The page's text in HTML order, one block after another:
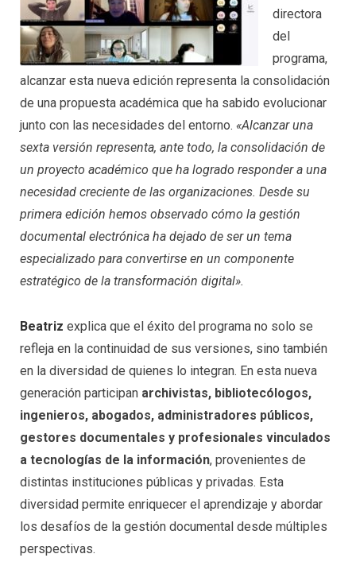
directora
del
programa,
alcanzar esta nueva edición representa la consolidación
de una propuesta académica que ha sabido evolucionar
junto con las necesidades del entorno. «Alcanzar una
sexta versión representa, ante todo, la consolidación de
un proyecto académico que ha logrado responder a una
necesidad creciente de las organizaciones. Desde su
primera edición hemos observado cómo la gestión
documental electrónica ha dejado de ser un tema
especializado para convertirse en un componente
estratégico de la transformación digital».
Beatriz explica que el éxito del programa no solo se
refleja en la continuidad de sus versiones, sino también
en la diversidad de quienes lo integran. En esta nueva
generación participan archivistas, bibliotecólogos,
ingenieros, abogados, administradores públicos,
gestores documentales y profesionales vinculados
a tecnologías de la información, provenientes de
distintas instituciones públicas y privadas. Esta
diversidad permite enriquecer el aprendizaje y abordar
los desafíos de la gestión documental desde múltiples
perspectivas.